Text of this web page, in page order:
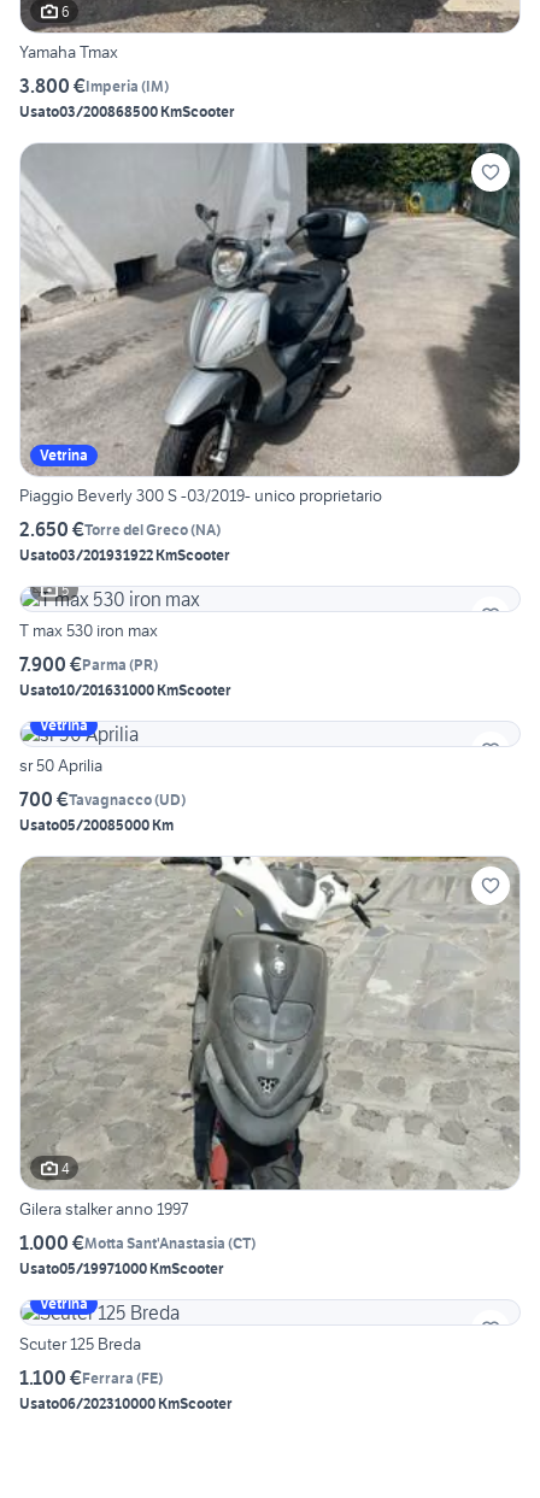
6
Yamaha Tmax
3.800 €Imperia (IM)
Usato03/200868500 KmScooter
Vetrina
Piaggio Beverly 300 S -03/2019- unico proprietario
2.650 €Torre del Greco(NA)
Usato03/201931922 KmScooter
5
T max 530 iron max
7.900 €Parma (PR)
Usato10/201631000 KmScooter
Vetrina
sr 50 Aprilia
700 €Tavagnacco(UD)
Usato05/20085000 Km
4
Gilera stalker anno 1997
1.000 €Motta Sant'Anastasia (CT)
Usato05/19971000 KmScooter
Vetrina
Scuter 125 Breda
1.100 €Ferrara (FE)
Usato06/202310000 KmScooter